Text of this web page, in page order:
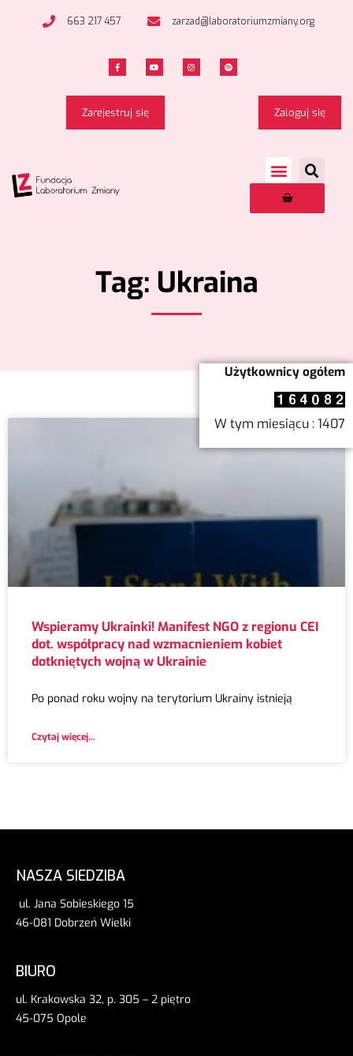
663 217 457 zarzad@laboratoriumzmiany.org
Zarejestruj się Zaloguj się
Tag: Ukraina
Wspieramy Ukrainki! Manifest NGO z regionu CEI
dot. współpracy nad wzmacnieniem kobiet
dotkniętych wojną w Ukrainie
Po ponad roku wojny na terytorium Ukrainy istnieją
Czytaj więcej...
NASZA SIEDZIBA
ul. Jana Sobieskiego 15
46-081 Dobrzeń Wielki
BIURO
ul. Krakowska 32, p. 305 – 2 piętro
45-075 Opole
Użytkownicy ogółem
W tym miesiącu : 1407